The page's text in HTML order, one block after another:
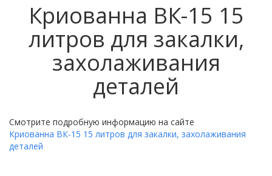
Криованна ВК-15 15
литров для закалки,
захолаживания
деталей
Смотрите подробную информацию на сайте
Криованна ВК-15 15 литров для закалки, захолаживания
деталей